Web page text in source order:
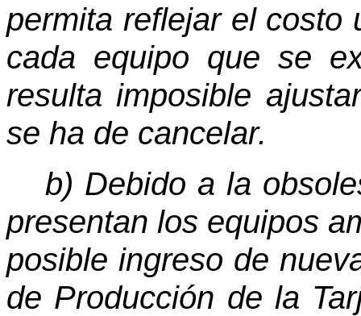
permita reflejar el costo
cada equipo que se
resulta imposible
se ha de cancelar.
b) Debido a la
presentan los equipos
posible ingreso de
de Producción de la